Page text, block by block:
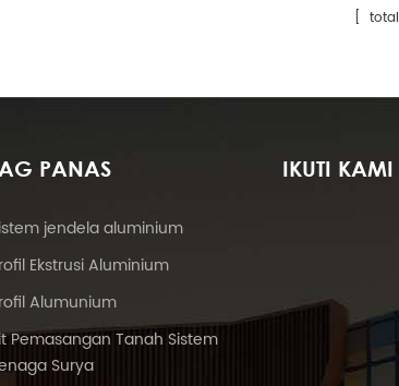
[ total
PANAS
jendela aluminium
Ekstrusi Aluminium
Alumunium
Pemasangan Tanah Sistem
Surya
IKUTI KAMI